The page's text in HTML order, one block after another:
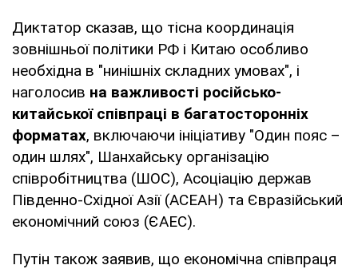
Диктатор сказав, що тісна координація
зовнішньої політики РФ і Китаю особливо
необхідна в "нинішніх складних умовах", і
наголосив на важливості російсько-
китайської співпраці в багатосторонніх
форматах, включаючи ініціативу "Один пояс –
один шлях", Шанхайську організацію
співробітництва (ШОС), Асоціацію держав
Південно-Східної Азії (АСЕАН) та Євразійський
економічний союз (ЄАЕС).
Путін також заявив, що економічна співпраця